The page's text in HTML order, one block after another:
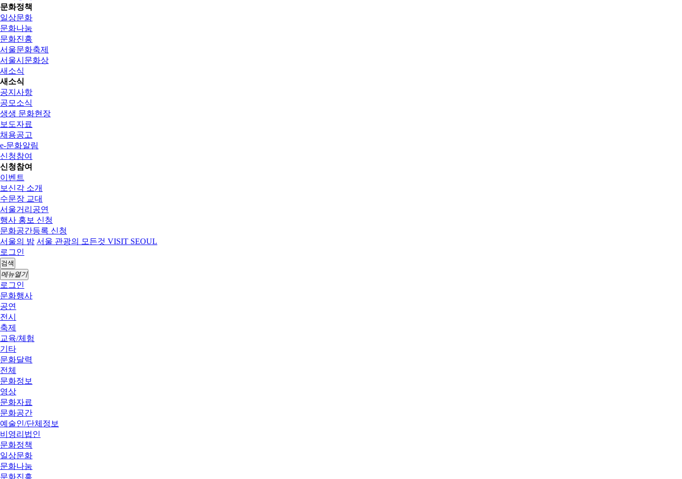
문화정책
일상문화
문화나눔
문화진흥
서울문화축제
서울시문화상
새소식
새소식
공지사항
공모소식
생생 문화현장
보도자료
채용공고
e-문화알림
신청참여
신청참여
이벤트
보신각 소개
수문장 교대
서울거리공연
행사 홍보 신청
문화공간등록 신청
서울의 밤 서울 관광의 모든것 VISIT SEOUL
로그인
검색
메뉴열기
로그인
문화행사
공연
전시
축제
교육/체험
기타
문화달력
전체
문화정보
영상
문화자료
문화공간
예술인/단체정보
비영리법인
문화정책
일상문화
문화나눔
문화진흥